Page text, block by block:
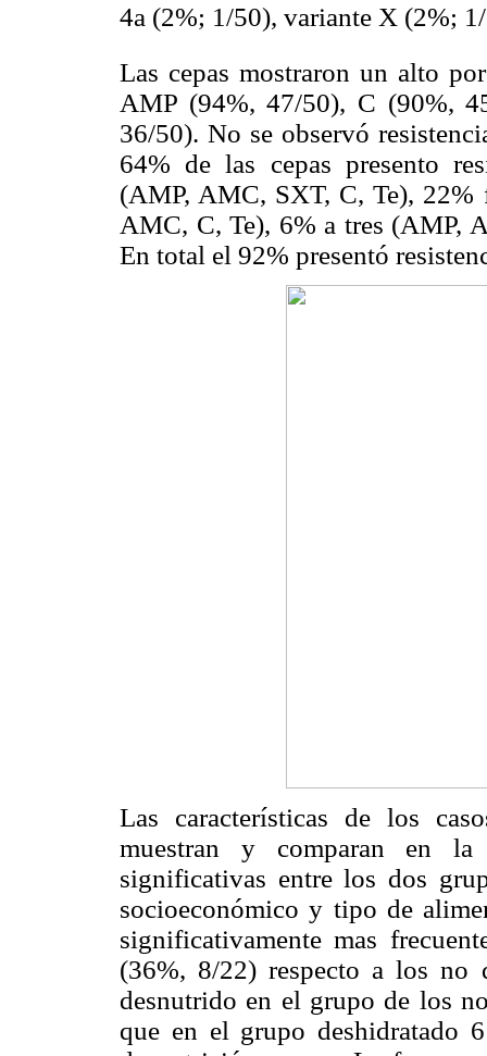
4a (2%; 1/50), variante X (2%;
Las cepas mostraron un alto
AMP (94%, 47/50), C (90%,
36/50). No se observó
64% de las cepas presento
(AMP, AMC, SXT, C, Te), 22%
AMC, C, Te), 6% a tres (AMP,
En total el 92% presentó
Las características de los
muestran y comparan en
significativas entre los dos
socioeconómico y tipo de
significativamente mas
(36%, 8/22) respecto a los no
desnutrido en el grupo de los
que en el grupo deshidratado